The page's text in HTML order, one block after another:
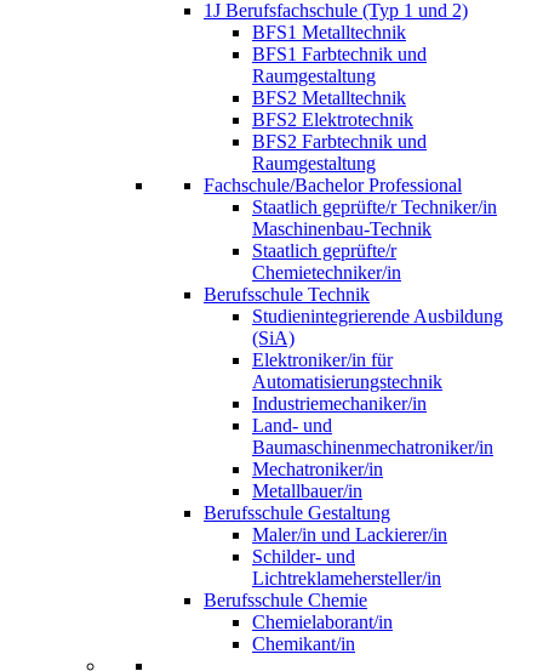
1J Berufsfachschule (Typ 1 und 2)
BFS1 Metalltechnik
BFS1 Farbtechnik und
Raumgestaltung
BFS2 Metalltechnik
BFS2 Elektrotechnik
BFS2 Farbtechnik und
Raumgestaltung
Fachschule/Bachelor Professional
Staatlich geprüfte/r Techniker/in
Maschinenbau-Technik
Staatlich geprüfte/r
Chemietechniker/in
Berufsschule Technik
Studienintegrierende Ausbildung
(SiA)
Elektroniker/in für
Automatisierungstechnik
Industriemechaniker/in
Land- und
Baumaschinenmechatroniker/in
Mechatroniker/in
Metallbauer/in
Berufsschule Gestaltung
Maler/in und Lackierer/in
Schilder- und
Lichtreklamehersteller/in
Berufsschule Chemie
Chemielaborant/in
Chemikant/in